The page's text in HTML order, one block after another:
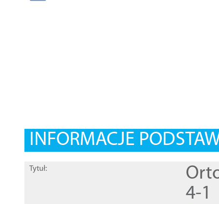
INFORMACJE
Tytuł:
4-1